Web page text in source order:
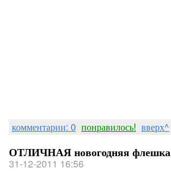
комментарии: 0 понравилось! вверх^
ОТЛИЧНАЯ новогодняя флешка
31-12-2011 16:56